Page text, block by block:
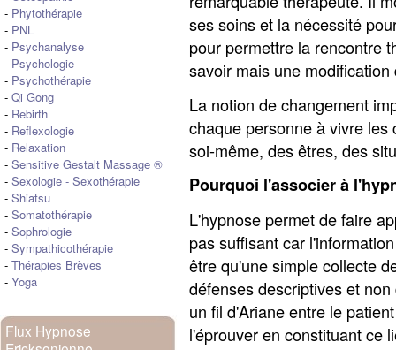
- Phytothérapie
- PNL
- Psychanalyse
- Psychologie
- Psychothérapie
- Qi Gong
- Rebirth
- Reflexologie
- Relaxation
- Sensitive Gestalt Massage ®
- Sexologie - Sexothérapie
- Shiatsu
- Somatothérapie
- Sophrologie
- Sympathicothérapie
- Thérapies Brèves
- Yoga
Flux Hypnose
ses soins et la nécessité
pour permettre la rencontre
savoir mais une
La notion de changement
chaque personne à vivre
soi-même, des êtres, des
Pourquoi l'associer à
L'hypnose permet de faire
pas suffisant car
être qu'une simple collecte
défenses descriptives et
un fil d'Ariane entre le
l'éprouver en constituant ce